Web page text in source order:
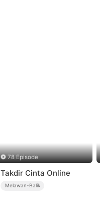
78 Episode
Takdir Cinta Online
Melawan-Balik